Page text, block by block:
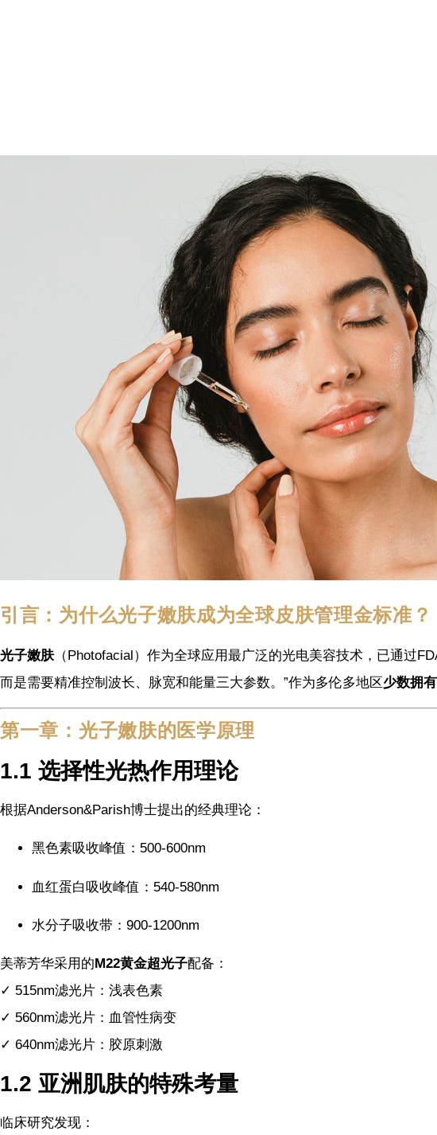
引言：为什么光子嫩肤成为全球皮肤管理金标准？
光子嫩肤（Photofacial）作为全球应用最广泛的光电美容技术，已通过
而是需要精准控制波长、脉宽和能量三大参数。”作为多伦多地区少数拥
第一章：光子嫩肤的医学原理
1.1 选择性光热作用理论
根据Anderson&Parish博士提出的经典理论：
黑色素吸收峰值：500-600nm
血红蛋白吸收峰值：540-580nm
水分子吸收带：900-1200nm
美蒂芳华采用的 M22黄金超光子配备：
✓ 515nm滤光片：浅表色素
✓ 560nm滤光片：血管性病变
✓ 640nm滤光片：胶原刺激
1.2 亚洲肌肤的特殊考量
临床研究发现：